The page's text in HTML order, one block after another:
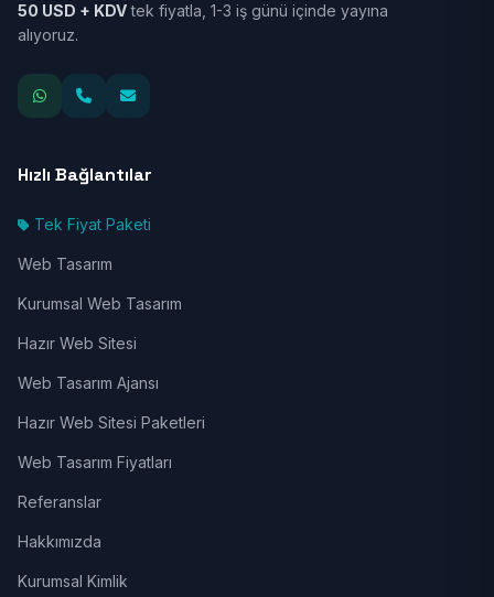
50 USD + KDVtek fiyatla, 1-3 iş günü içinde yayına
alıyoruz.
Hızlı Bağlantılar
Tek Fiyat Paketi
Web Tasarım
Kurumsal Web Tasarım
Hazır Web Sitesi
Web Tasarım Ajansı
Hazır Web Sitesi Paketleri
Web Tasarım Fiyatları
Referanslar
Hakkımızda
Kurumsal Kimlik